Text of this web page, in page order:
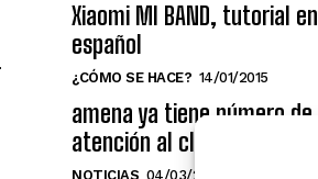
Xiaomi MI BAND, tutorial en
español
¿CÓMO SE HACE? 14/01/2015
amena ya tiene número de
atención al cliente gratuito
NOTICIAS 04/03/2014